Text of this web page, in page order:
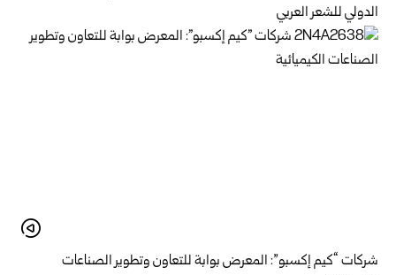
الدولي للشعر العربي
شركات “كيم إكسبو”: المعرض بوابة للتعاون وتطوير الصناعات